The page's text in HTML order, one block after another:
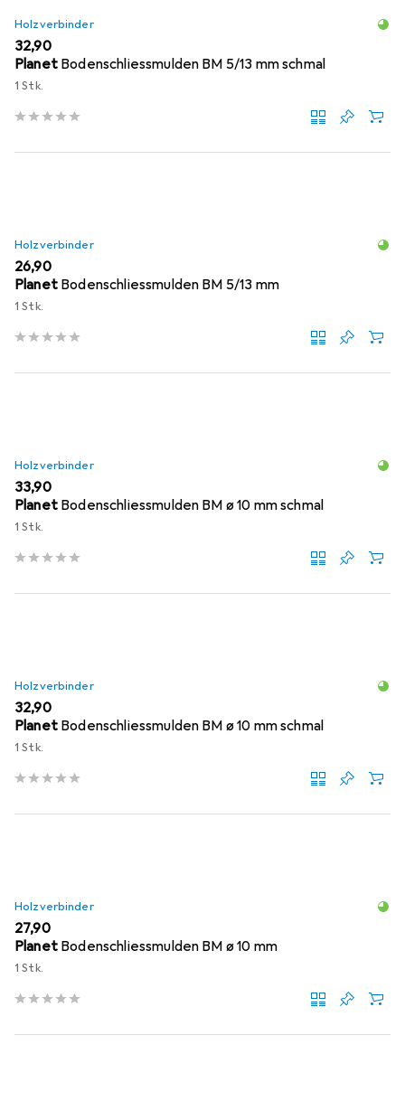
Holzverbinder
EUR
32,90
Planet Bodenschliessmulden BM 5/13 mm schmal
1 Stk.
Holzverbinder
EUR
26,90
Planet Bodenschliessmulden BM 5/13 mm
1 Stk.
Holzverbinder
EUR
33,90
Planet Bodenschliessmulden BM ø 10 mm schmal
1 Stk.
Holzverbinder
EUR
32,90
Planet Bodenschliessmulden BM ø 10 mm schmal
1 Stk.
Holzverbinder
EUR
27,90
Planet Bodenschliessmulden BM ø 10 mm
1 Stk.